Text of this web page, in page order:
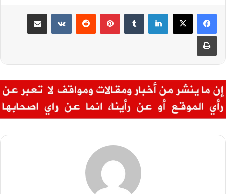
لينكدإن بينتيريست مشاركة عبر البريد
طباعة